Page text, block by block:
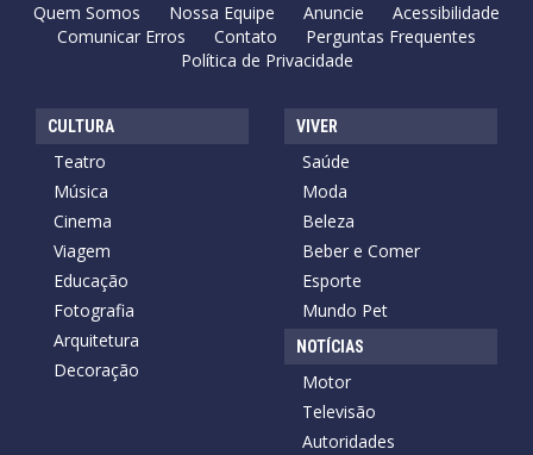
Quem Somos Nossa Equipe Anuncie
Acessibilidade
Comunicar Erros
Contato
Perguntas Frequentes
Política de Privacidade
CULTURA
Teatro
Música
Cinema
Viagem
Educação
Fotografia
Arquitetura
Decoração
VIVER
Saúde
Moda
Beleza
Beber e Comer
Esporte
Mundo Pet
NOTÍCIAS
Motor
Televisão
Autoridades